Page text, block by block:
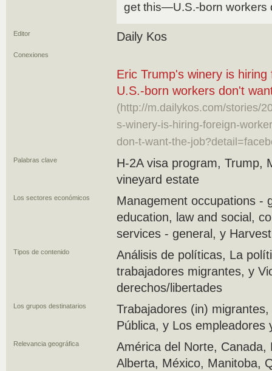
get this—U.S.-born workers
Editor Daily Kos
Conexiones
Eric Trump's winery is
U.S.-born workers don't
(http://m.dailykos.com/stories/
s-winery-is-hiring-foreign-
don-t-want-the-
Palabras clave
H-2A visa program, Trump,
vineyard estate
Los sectores económicos
Management occupations -
education, law and social,
services - general, y
Tipos de contenido
Análisis de políticas, La
trabajadores migrantes, y
derechos/libertades
Los grupos destinatarios
Trabajadores (in)
Pública, y Los empleadores
Relevancia geográfica
América del Norte,
Alberta, México, Manitoba,